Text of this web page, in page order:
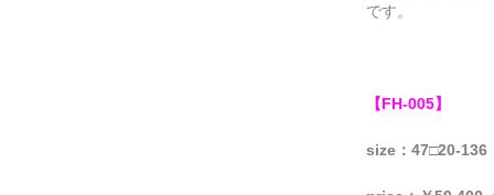
です。
【FH-005】
size：47□20-136